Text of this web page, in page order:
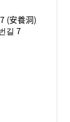
(安養洞)
길 7